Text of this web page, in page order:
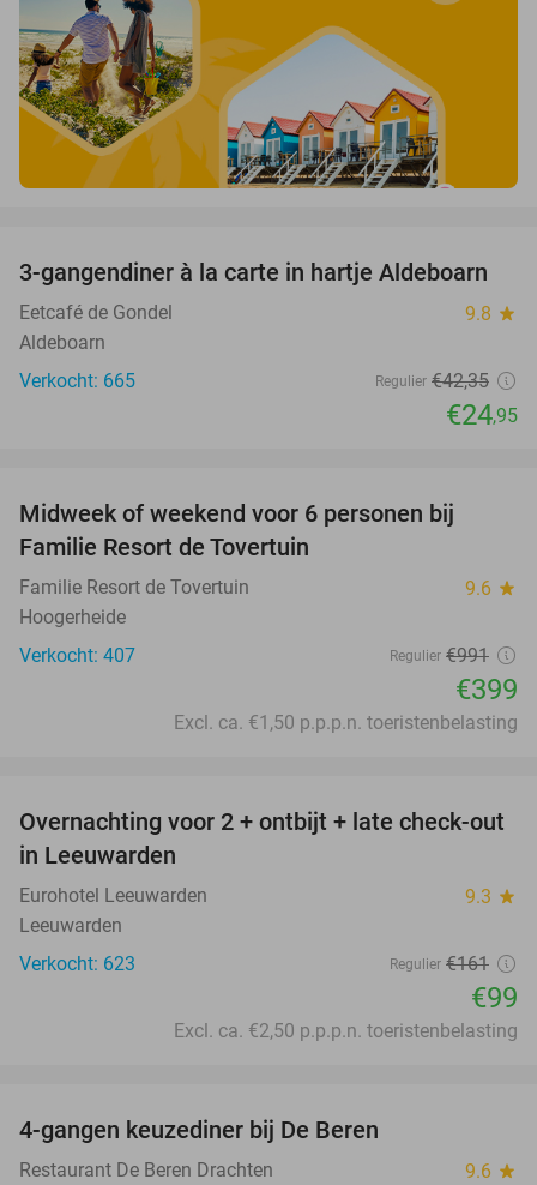
41%
3-gangendiner à la carte in hartje Aldeboarn
Eetcafé de Gondel 9.8 star
Aldeboarn
Verkocht: 665
Regulier €42,35
€24,95
Midweek of weekend voor 6 personen bij
Familie Resort de Tovertuin
Familie Resort de Tovertuin 9.6 star
Hoogerheide
Verkocht: 407
Regulier €991
€399
Excl. ca. €1,50 p.p.p.n. toeristenbelasting
39%
Overnachting voor 2 + ontbijt + late check-out
in Leeuwarden
Eurohotel Leeuwarden 9.3 star
Leeuwarden
Verkocht: 623
Regulier €161
€99
Excl. ca. €2,50 p.p.p.n. toeristenbelasting
4-gangen keuzediner bij De Beren
Restaurant De Beren Drachten 9.6 star